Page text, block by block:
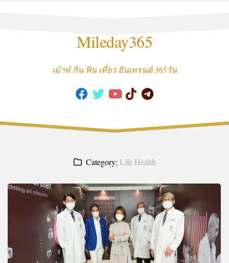
Mileday365
เม้าท์ กิน ฟิน เที่ยว อินเทรนด์ 365วัน
Category: Life Health